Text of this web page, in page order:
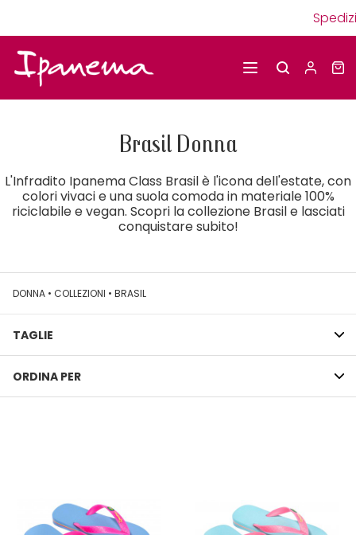
Brasil Donna
L'Infradito Ipanema Class Brasil è l'icona dell'estate, con
colori vivaci e una suola comoda in materiale 100%
riciclabile e vegan. Scopri la collezione Brasil e lasciati
conquistare subito!
DONNA • COLLEZIONI • BRASIL
TAGLIE
ORDINA PER